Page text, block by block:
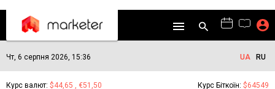
Чт, 6 серпня 2026, 15:36 UA RU
Курс валют: $44,65 , €51,50 Курс Біткоїн: $64549